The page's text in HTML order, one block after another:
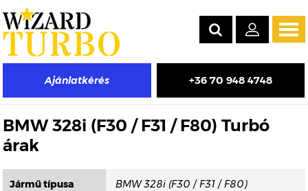
Ajánlatkérés +36 70 948 4748
Másik típus választása
BMW 328i (F30 / F31 / F80) Turbó
árak
Jármű típusa